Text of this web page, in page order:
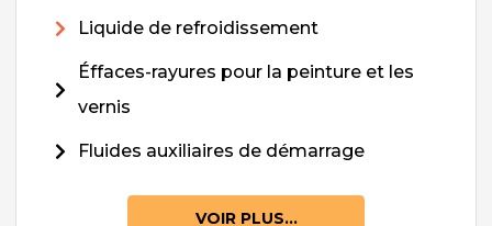
Liquide de refroidissement
Éffaces-rayures pour la peinture et les
vernis
Fluides auxiliaires de démarrage
VOIR PLUS...